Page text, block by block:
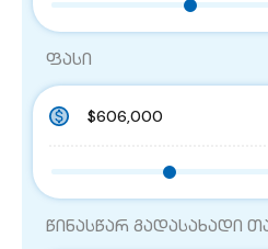
ფასი
წინასწარ გადასახადი